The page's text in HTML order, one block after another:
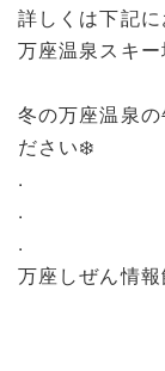
詳しくは下記に
万座温泉スキ
冬の万座温泉
ださい❄️
.
.
.
万座しぜん情